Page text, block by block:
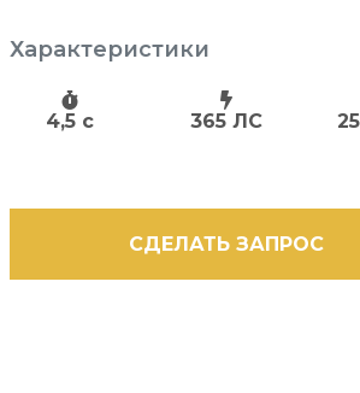
Характеристики
4,5 c 365 ЛС
СДЕЛАТЬ ЗАПРОС